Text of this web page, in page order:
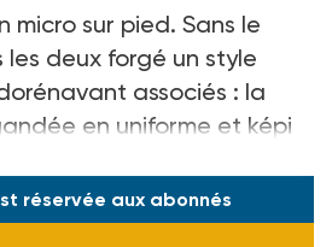
micro sur pied. Sans le
les deux forgé un style
associés : la
en uniforme et képi
réservée aux abonnés